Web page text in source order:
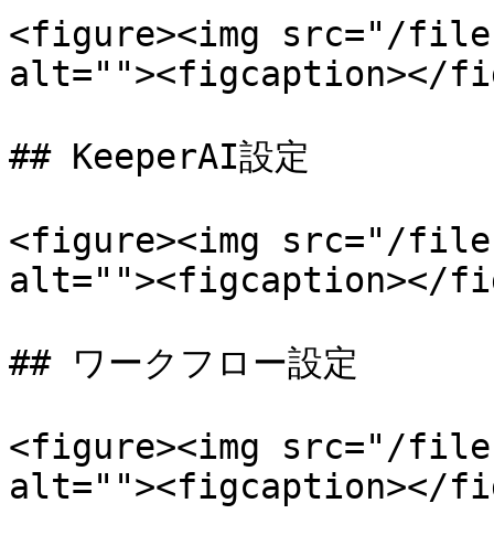
<figure><img src="/files/
alt=""><figcaption></
## KeeperAI設定
<figure><img src="/files/
alt=""><figcaption></
## ワークフロー設定
<figure><img src="/files/
alt=""><figcaption></